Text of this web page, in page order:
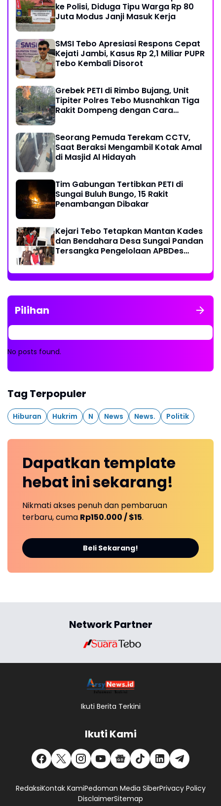
ke Polisi, Diduga Tipu Warga Rp 80
Juta Modus Janji Masuk Kerja
SMSI Tebo Apresiasi Respons Cepat
Kejati Jambi, Kasus Rp 2,1 Miliar PUPR
Tebo Kembali Disorot
Grebek PETI di Rimbo Bujang, Unit
Tipiter Polres Tebo Musnahkan Tiga
Rakit Dompeng dengan Cara
Seorang Pemuda Terekam CCTV,
Saat Beraksi Mengambil Kotak Amal
di Masjid Al Hidayah
Tim Gabungan Tertibkan PETI di
Sungai Buluh Bungo, 15 Rakit
Penambangan Dibakar
Kejari Tebo Tetapkan Mantan Kades
dan Bendahara Desa Sungai Pandan
Tersangka Pengelolaan APBDes
Pilihan
No posts found.
Tag Terpopuler
Hiburan Hukrim N News News. Politik
Dapatkan template
hebat inisekarang!
Nikmati akses penuh dan pembaruan
terbaru, cuma Rp150.000 / $15.
Beli Sekarang!
Network Partner
Ikuti Berita Terkini
Ikuti Kami
RedaksiKontak KamiPedoman Media SiberPrivacy Policy
DisclaimerSitemap